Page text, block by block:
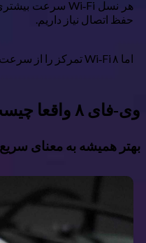
حفظ اتصال نیاز داریم.
اما Wi‑Fi ۸ تمرکز را از سرعت‌های پیوسته‌ افزایش‌یابنده به چیزی متفاوت، اما به همان اندازه برای شبکه‌ها مهم، یعنی قابلیت اطمینان، تغییر می‌دهد.
وی‑فای ۸ واقعا چیست
بهتر همیشه به معنای